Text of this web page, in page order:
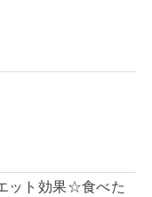
ット効果☆食べた